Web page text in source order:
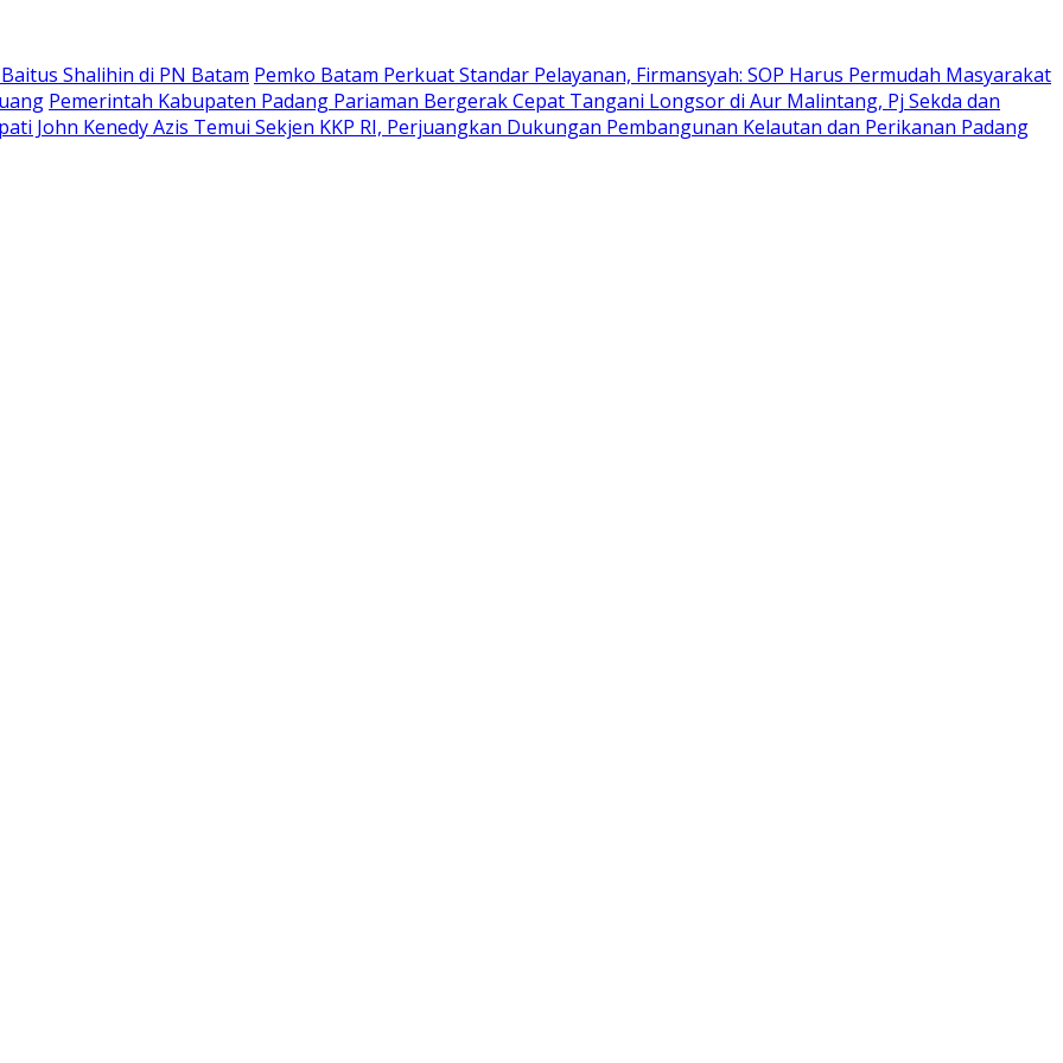
Shalihin di PN Batam Pemko Batam Perkuat Standar Pelayanan, Firmansyah: SOP Harus Permudah Masyarakat
Pemerintah Kabupaten Padang Pariaman Bergerak Cepat Tangani Longsor di Aur Malintang, Pj Sekda dan
John Kenedy Azis Temui Sekjen KKP RI, Perjuangkan Dukungan Pembangunan Kelautan dan Perikanan Padang